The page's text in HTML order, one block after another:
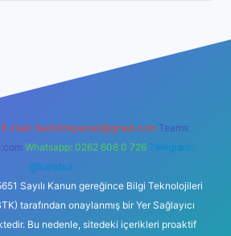
E-mail: backlinkpaneli@gmail.com Teams:
Whatsapp: 0262 606 0 726 Telegram:
@karabul
Sayılı Kanun gereğince Bilgi Teknolojileri
tarafından onaylanmış bir Yer Sağlayıcı
Bu nedenle, sitedeki içerikleri proaktif